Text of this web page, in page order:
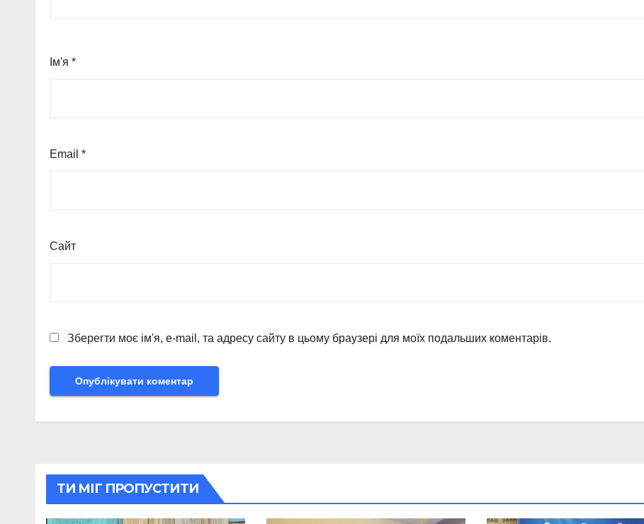
Ім'я *
Email *
Сайт
Зберегти моє ім'я, e-mail, та адресу сайту в цьому браузері для моїх подальших коментарів.
ТИ МІГ ПРОПУСТИТИ